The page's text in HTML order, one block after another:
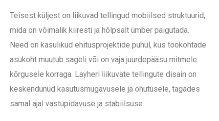
Teisest küljest on liikuvad tellingud mobiilsed struktuurid,
mida on võimalik kiiresti ja hõlpsalt ümber paigutada.
Need on kasulikud ehitusprojektide puhul, kus töökohtade
asukoht muutub sageli või on vaja juurdepääsu mitmele
kõrgusele korraga. Layheri liikuvate tellingute disain on
keskendunud kasutusmugavusele ja ohutusele, tagades
samal ajal vastupidavuse ja stabiilsuse.